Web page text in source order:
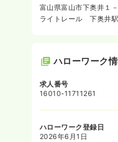
富山県富山市下奥井１
ライトレール 下奥
ハローワーク
求人番号
16010-11711261
ハローワーク登録日
2026年6月1日